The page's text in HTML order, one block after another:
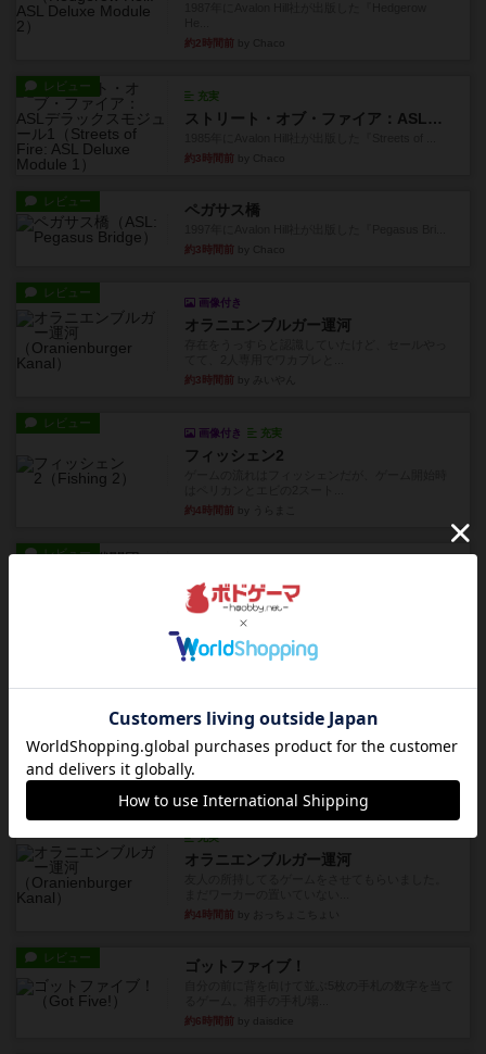
約2時間前
レビュー
充実
ストリート・オブ・ファイア：ASLデラックスモジュール1
約3時間前
レビュー ペガサス橋
約3時間前
レビュー
画像付き
オラニエンブルガー運河
約3時間前
レビュー
画像付き 充実
フィッシェン2
約4時間前
レビュー
1996年にAvalon Hill社が出版した『Kampfgruppe...
約4時間前by Chaco
パイパー戦闘団1
約4時間前by Chaco
レッドバリケ－ド工場
1989年にAvalon Hill社が出版した『Red Barrica...
約4時間前by Chaco
充実
オラニエンブルガー運河
約4時間前
レビュー ゴットファイブ！
約6時間前